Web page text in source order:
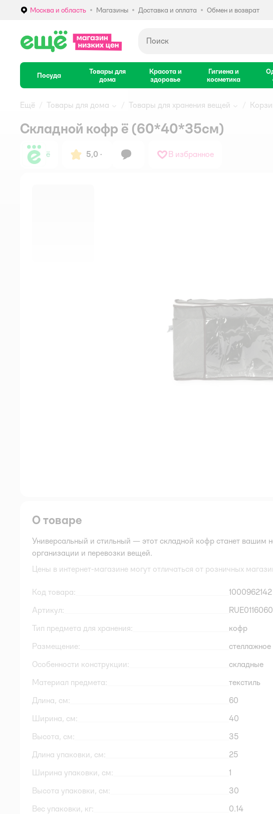
Выбор адреса доставки.
Москва и область Магазины Доставка и оплата Обмен и возврат
Посуда
Товары для
дома
Красота и
здоровье
Гигиена и
косметика
Ещё Товары для дома Товары для хранения вещей
Складной кофр ё (60*40*35см)
ё 5,0 · В избранное
О товаре
Универсальный и стильный — этот складной кофр станет
организации и перевозки вещей.
Цены в интернет-магазине могут отличаться от розничных
Код товара:
1000962142
Артикул:
RUE0116060
Тип предмета для хранения:
кофр
Размещение:
стеллажное
Особенности конструкции:
складные
Материал предмета:
текстиль
Длина, см:
60
Ширина, см:
40
Высота, см:
35
Длина упаковки, см:
25
Ширина упаковки, см:
1
Высота упаковки, см:
30
Вес упаковки, кг:
0.14